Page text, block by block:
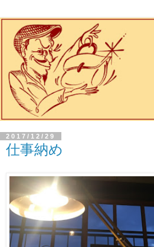
2017/12/29
仕事納め